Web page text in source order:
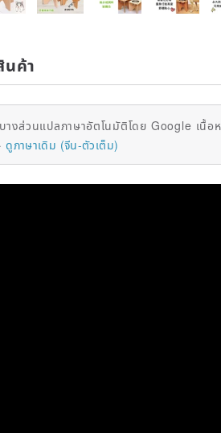
นค้า
งส่วนแปลภาษาอัตโนมัติโดย Google เนื้อห
ดูภาษาเดิม (จีน-ตัวเต็ม)